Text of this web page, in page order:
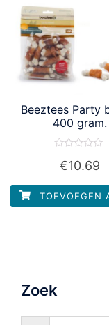
Beeztees Party
400 gram.
5
€10.69
TOEVOEGEN
Zoek